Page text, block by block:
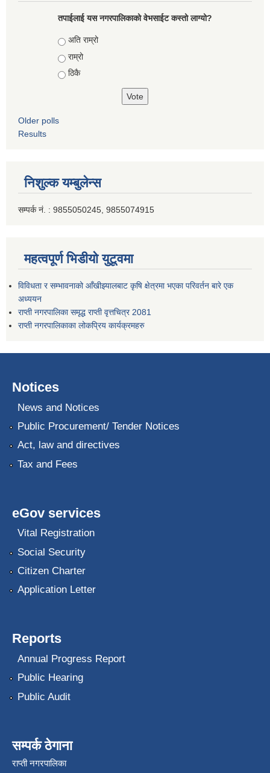
तपाईलाई यस नगरपालिकाको वेभसाईट कस्तो लाग्यो?
Choices
अति राम्रो
राम्रो
ठिकै
Older polls
Results
निशुल्क यम्बुलेन्स
सम्पर्क नं. : 9855050245, 9855074915
महत्वपूर्ण भिडीयो युटूवमा
विविधता र सम्भावनाको आँखीझ्यालबाट कृषि क्षेत्रमा भएका परिवर्तन बारे एक
अध्ययन
राप्ती नगरपालिका समृद्ध राप्ती वृत्तचित्र 2081
राप्ती नगरपालिकाका लोकप्रिय कार्यक्रमहरु
Notices
News and Notices
Public Procurement/ Tender Notices
Act, law and directives
Tax and Fees
eGov services
Vital Registration
Social Security
Citizen Charter
Application Letter
Reports
Annual Progress Report
Public Hearing
Public Audit
सम्पर्क ठेगाना
राप्ती नगरपालिका